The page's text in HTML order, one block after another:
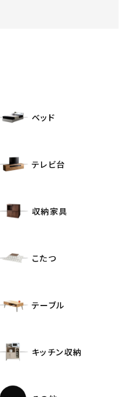
ベッド
テレビ台
収納家具
こたつ
テーブル
キッチン収納